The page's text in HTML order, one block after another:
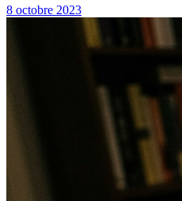
8 octobre 2023